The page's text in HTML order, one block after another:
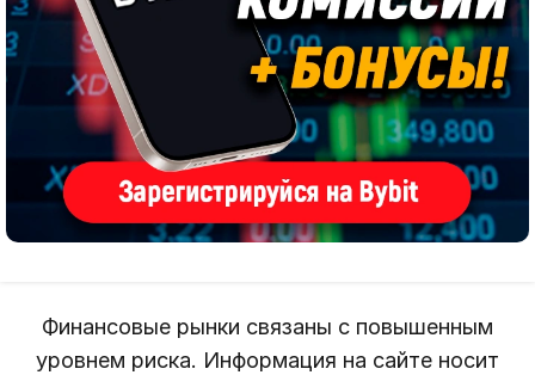
Финансовые рынки связаны с повышенным
уровнем риска. Информация на сайте носит